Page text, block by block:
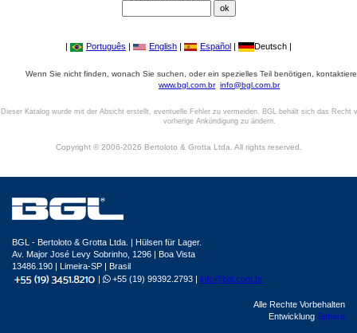
| Português | English | Español | Deutsch |
Wenn Sie nicht finden, wonach Sie suchen, oder ein spezielles Teil benötigen,
www.bgl.com.br info@bgl.com.br
Dieser Katalog wurde mit der Absicht erstellt, eventuelle Fehler zu vermeiden. BGL behält sich das Recht
vorherige Ankündigung zu ändern.
Copyright © 2006-2026 Bertoloto & Grotta Ltda. All rights reserved.
BGL - Bertoloto & Grotta Ltda. | Hülsen für Lager.
Av. Major José Levy Sobrinho, 1296 | Boa Vista
13486.190 | Limeira-SP | Brasil
|
+55 (19) 99392.2793 | info@bgl.com.br
Alle Rechte Vorbehalten
Entwicklung Sphera